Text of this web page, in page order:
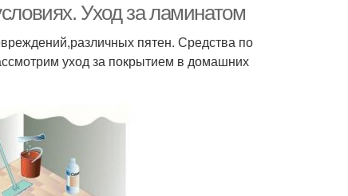
Уход за ламинатом
пятен. Средства по
уход за покрытием в домашних